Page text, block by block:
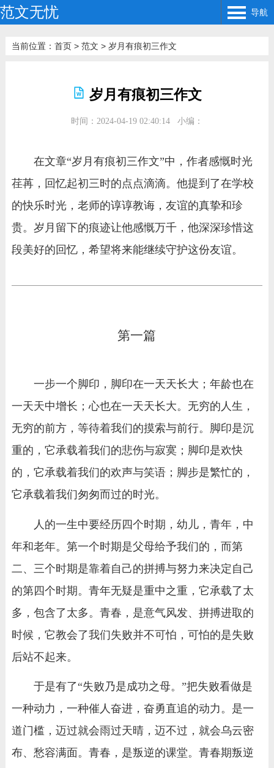
范文无忧 导航
当前位置： 首页> 范文 > 岁月有痕初三作文
岁月有痕初三作文
时间：2024-04-19 02:40:14 小编：
在文章“岁月有痕初三作文”中，作者感慨时光
荏苒，回忆起初三时的点点滴滴。他提到了在学校
的快乐时光，老师的谆谆教诲，友谊的真挚和珍
贵。岁月留下的痕迹让他感慨万千，他深深珍惜这
段美好的回忆，希望将来能继续守护这份友谊。
第一篇
一步一个脚印，脚印在一天天长大；年龄也在
一天天中增长；心也在一天天长大。无穷的人生，
无穷的前方，等待着我们的摸索与前行。脚印是沉
重的，它承载着我们的悲伤与寂寞；脚印是欢快
的，它承载着我们的欢声与笑语；脚步是繁忙的，
它承载着我们匆匆而过的时光。
人的一生中要经历四个时期，幼儿，青年，中
年和老年。第一个时期是父母给予我们的，而第
二、三个时期是靠着自己的拼搏与努力来决定自己
的第四个时期。青年无疑是重中之重，它承载了太
多，包含了太多。青春，是意气风发、拼搏进取的
时候，它教会了我们失败并不可怕，可怕的是失败
后站不起来。
于是有了“失败乃是成功之母。”把失败看做是
一种动力，一种催人奋进，奋勇直追的动力。是一
道门槛，迈过就会雨过天晴，迈不过，就会乌云密
布、愁容满面。青春，是叛逆的课堂。青春期叛逆